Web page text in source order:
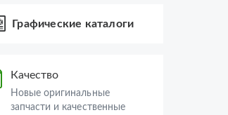
Графические каталоги
Качество
Новые оригинальные
запчасти и качественные